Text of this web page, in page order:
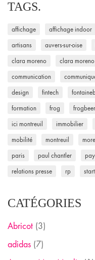
TAGS.
affichage affichage indoor
artisans auvers-sur-oise
clara moreno clara
communication
design fintech
formation frog frogbeer
ici montreuil immobilier
mobilité montreuil
paris paul chantler
relations presse rp
CATÉGORIES
Abricot (3)
adidas (7)